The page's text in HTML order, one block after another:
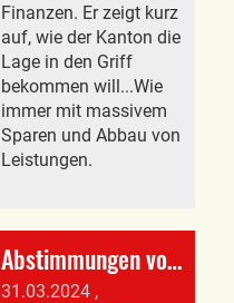
Finanzen. Er zeigt kurz
auf, wie der Kanton die
Lage in den Griff
bekommen will...Wie
immer mit massivem
Sparen und Abbau von
Leistungen.
Abstimmungen vom 9. Juni 2024
31.03.2024 ,